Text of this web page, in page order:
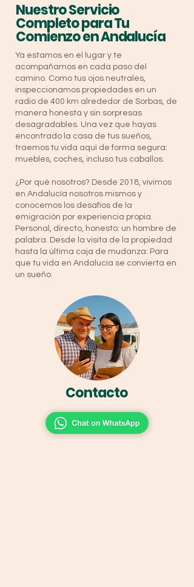
Nuestro Servicio
Completo para Tu
Comienzo en Andalucía
Ya estamos en el lugar y te
acompañamos en cada paso del
camino. Como tus ojos neutrales,
inspeccionamos propiedades en un
radio de 400 km alrededor de Sorbas, de
manera honesta y sin sorpresas
desagradables. Una vez que hayas
encontrado la casa de tus sueños,
traemos tu vida aquí de forma segura:
muebles, coches, incluso tus caballos.
¿Por qué nosotros? Desde 2018, vivimos
en Andalucía nosotros mismos y
conocemos los desafíos de la
emigración por experiencia propia.
Personal, directo, honesto: un hombre de
palabra. Desde la visita de la propiedad
hasta la última caja de mudanza: Para
que tu vida en Andalucía se convierta en
un sueño.
Contacto